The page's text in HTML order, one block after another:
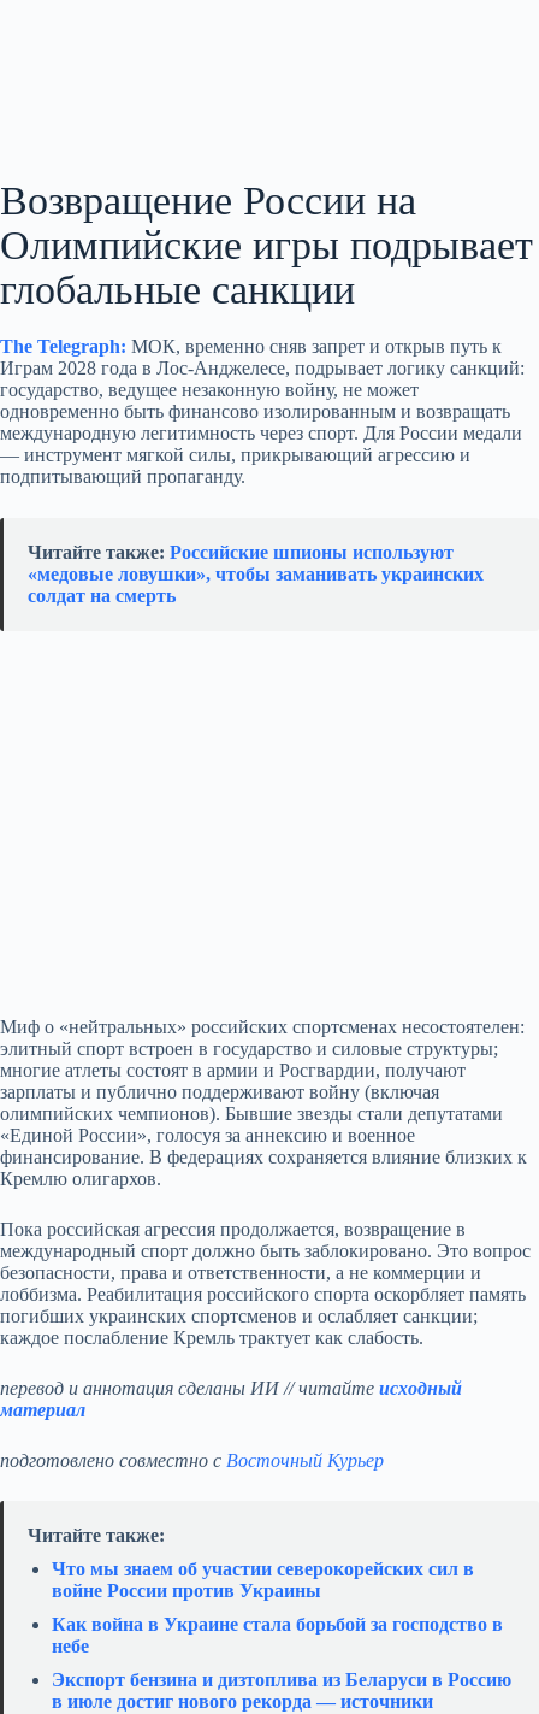
Возвращение России на
Олимпийские игры подрывает
глобальные санкции
The Telegraph: МОК, временно сняв запрет и открыв путь к
Играм 2028 года в Лос‑Анджелесе, подрывает логику санкций:
государство, ведущее незаконную войну, не может
одновременно быть финансово изолированным и возвращать
международную легитимность через спорт. Для России медали
— инструмент мягкой силы, прикрывающий агрессию и
подпитывающий пропаганду.
Читайте также: Российские шпионы используют
«медовые ловушки», чтобы заманивать украинских
солдат на смерть
Миф о «нейтральных» российских спортсменах несостоятелен:
элитный спорт встроен в государство и силовые структуры;
многие атлеты состоят в армии и Росгвардии, получают
зарплаты и публично поддерживают войну (включая
олимпийских чемпионов). Бывшие звезды стали депутатами
«Единой России», голосуя за аннексию и военное
финансирование. В федерациях сохраняется влияние близких к
Кремлю олигархов.
Пока российская агрессия продолжается, возвращение в
международный спорт должно быть заблокировано. Это вопрос
безопасности, права и ответственности, а не коммерции и
лоббизма. Реабилитация российского спорта оскорбляет память
погибших украинских спортсменов и ослабляет санкции;
каждое послабление Кремль трактует как слабость.
перевод и аннотация сделаны ИИ // читайте исходный
материал
подготовлено совместно с Восточный Курьер
Читайте также:
Что мы знаем об участии северокорейских сил в
войне России против Украины
Как война в Украине стала борьбой за господство в
небе
Экспорт бензина и дизтоплива из Беларуси в Россию
в июле достиг нового рекорда — источники